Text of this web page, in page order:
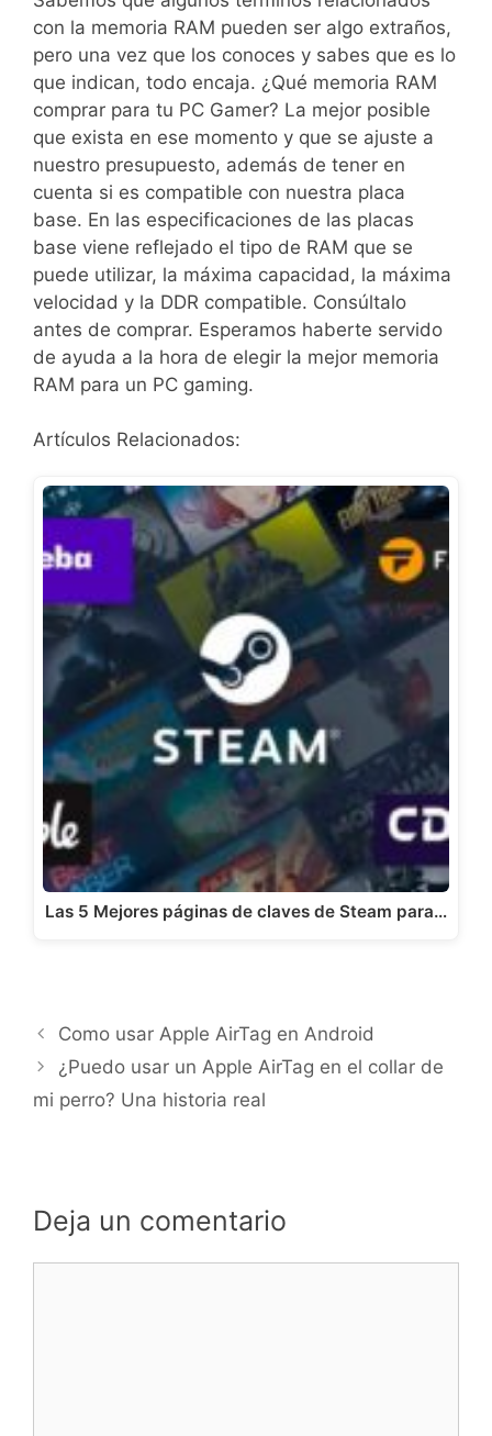
con la memoria RAM pueden ser algo extraños,
pero una vez que los conoces y sabes que es lo
que indican, todo encaja. ¿Qué memoria RAM
comprar para tu PC Gamer? La mejor posible
que exista en ese momento y que se ajuste a
nuestro presupuesto, además de tener en
cuenta si es compatible con nuestra placa
base. En las especificaciones de las placas
base viene reflejado el tipo de RAM que se
puede utilizar, la máxima capacidad, la máxima
velocidad y la DDR compatible. Consúltalo
antes de comprar. Esperamos haberte servido
de ayuda a la hora de elegir la mejor memoria
RAM para un PC gaming.
Artículos Relacionados:
Las 5 Mejores páginas de claves de Steam para…
Como usar Apple AirTag en Android
¿Puedo usar un Apple AirTag en el collar de
mi perro? Una historia real
Deja un comentario